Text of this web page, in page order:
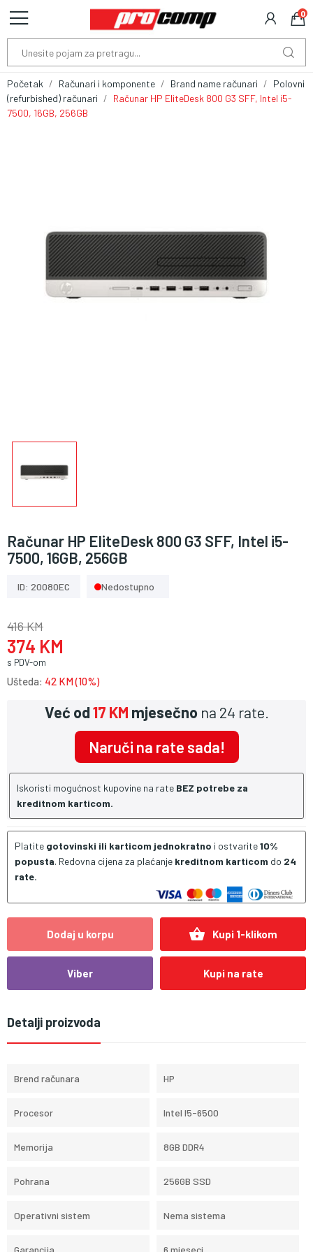
0
Početak Računari i komponente Brand name računari
Polovni
(refurbished) računari
Računar HP EliteDesk 800 G3 SFF, Intel i5-
7500, 16GB, 256GB
Računar HP EliteDesk 800 G3 SFF, Intel i5-
7500, 16GB, 256GB
ID: 20080EC Nedostupno
416 KM
374 KM
s PDV-om
Ušteda: 42 KM (10%)
Već od17 KM mjesečno na 24 rate.
Naruči na rate sada!
Iskoristi mogućnost kupovine na rate BEZ potrebe za
kreditnom karticom.
Platite gotovinski ili karticom jednokratno i ostvarite10%
popusta. Redovna cijena za plaćanje kreditnom karticom do 24
rate.
Dodaj u korpu shopping_basket Kupi 1-klikom
Viber Kupi na rate
Detalji proizvoda
Brend računara HP
Procesor Intel I5-6500
Memorija 8GB DDR4
Pohrana 256GB SSD
Operativni sistem Nema sistema
Garancija 6 mjeseci